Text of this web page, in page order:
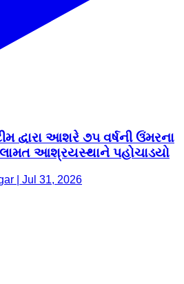
દ્વારા આશરે ૭૫ વર્ષની ઉંમરના
આશ્રયસ્થાને પહોચાડયો
| Jul 31, 2026